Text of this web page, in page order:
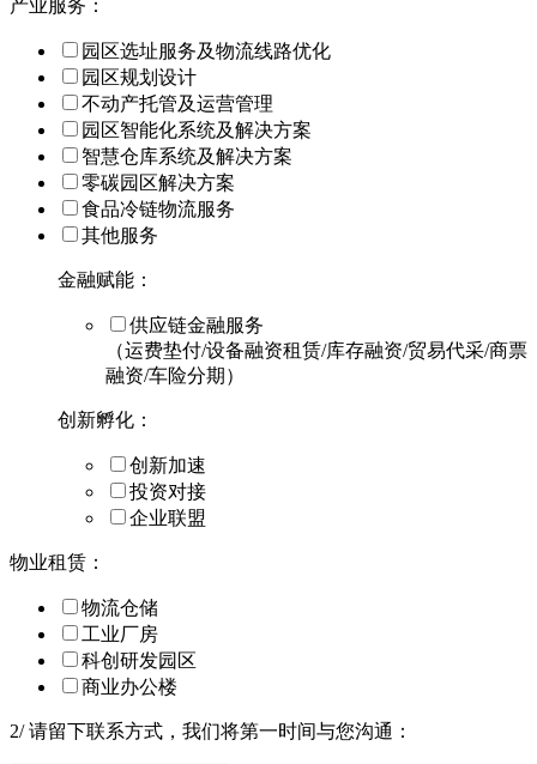
产业服务：
园区选址服务及物流线路优化
园区规划设计
不动产托管及运营管理
园区智能化系统及解决方案
智慧仓库系统及解决方案
零碳园区解决方案
食品冷链物流服务
其他服务
金融赋能：
供应链金融服务
（运费垫付/设备融资租赁/库存融资/贸易代采/商票
融资/车险分期）
创新孵化：
创新加速
投资对接
企业联盟
物业租赁：
物流仓储
工业厂房
科创研发园区
商业办公楼
2/请留下联系方式，我们将第一时间与您沟通：